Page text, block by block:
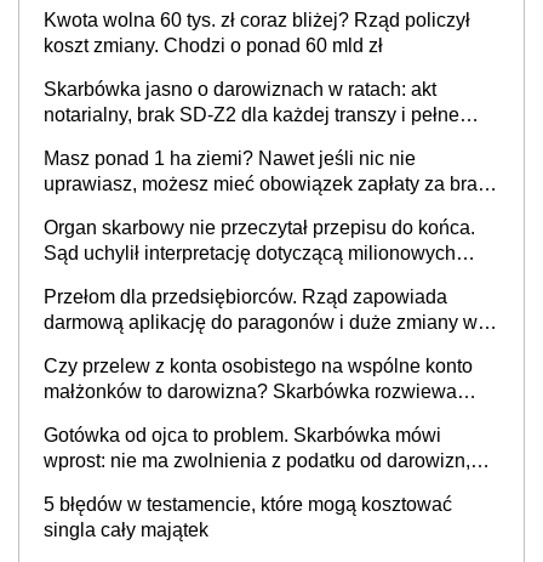
Kwota wolna 60 tys. zł coraz bliżej? Rząd policzył
koszt zmiany. Chodzi o ponad 60 mld zł
Skarbówka jasno o darowiznach w ratach: akt
notarialny, brak SD-Z2 dla każdej transzy i pełne
Masz ponad 1 ha ziemi? Nawet jeśli nic nie
uprawiasz, możesz mieć obowiązek zapłaty za brak
Organ skarbowy nie przeczytał przepisu do końca.
Sąd uchylił interpretację dotyczącą milionowych
Przełom dla przedsiębiorców. Rząd zapowiada
darmową aplikację do paragonów i duże zmiany w
Czy przelew z konta osobistego na wspólne konto
małżonków to darowizna? Skarbówka rozwiewa
Gotówka od ojca to problem. Skarbówka mówi
wprost: nie ma zwolnienia z podatku od darowizn,
obdarowanego
5 błędów w testamencie, które mogą kosztować
singla cały majątek